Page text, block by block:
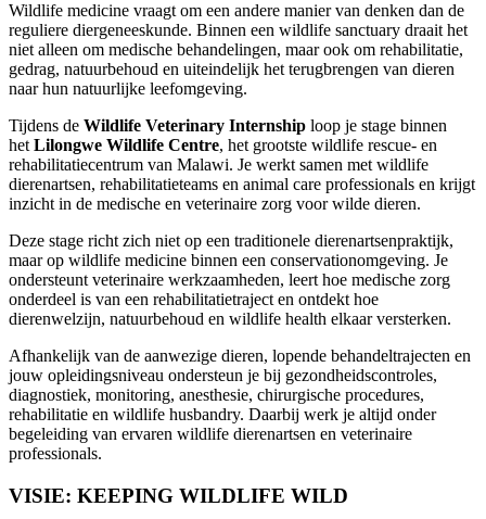
Wildlife medicine vraagt om een andere manier van denken dan de
reguliere diergeneeskunde. Binnen een wildlife sanctuary draait het
niet alleen om medische behandelingen, maar ook om rehabilitatie,
gedrag, natuurbehoud en uiteindelijk het terugbrengen van dieren
naar hun natuurlijke leefomgeving.
Tijdens de Wildlife Veterinary Internship loop je stage binnen
het Lilongwe Wildlife Centre, het grootste wildlife rescue- en
rehabilitatiecentrum van Malawi. Je werkt samen met wildlife
dierenartsen, rehabilitatieteams en animal care professionals en krijgt
inzicht in de medische en veterinaire zorg voor wilde dieren.
Deze stage richt zich niet op een traditionele dierenartsenpraktijk,
maar op wildlife medicine binnen een conservationomgeving. Je
ondersteunt veterinaire werkzaamheden, leert hoe medische zorg
onderdeel is van een rehabilitatietraject en ontdekt hoe
dierenwelzijn, natuurbehoud en wildlife health elkaar versterken.
Afhankelijk van de aanwezige dieren, lopende behandeltrajecten en
jouw opleidingsniveau ondersteun je bij gezondheidscontroles,
diagnostiek, monitoring, anesthesie, chirurgische procedures,
rehabilitatie en wildlife husbandry. Daarbij werk je altijd onder
begeleiding van ervaren wildlife dierenartsen en veterinaire
professionals.
VISIE: KEEPING WILDLIFE WILD